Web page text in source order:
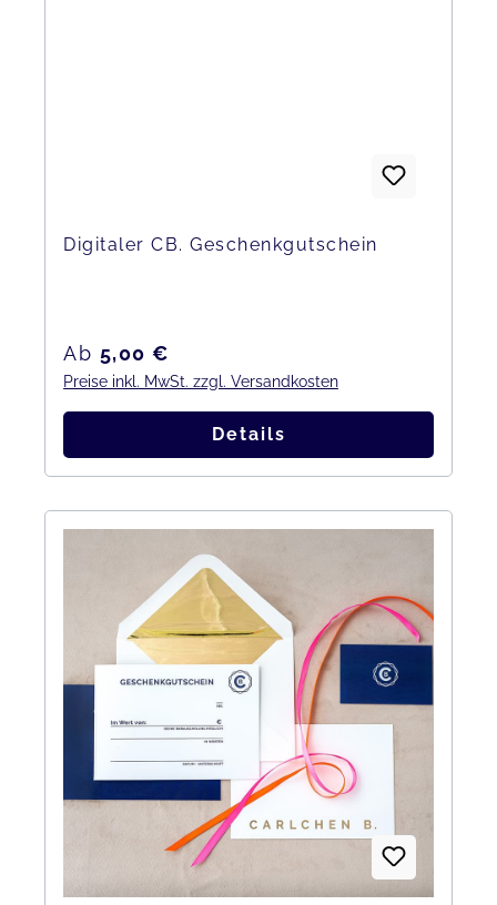
Digitaler CB. Geschenkgutschein
Regulärer Preis:
Ab 5,00 €
Preise inkl. MwSt. zzgl. Versandkosten
Details